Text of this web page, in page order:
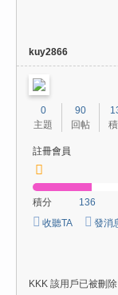
kuy2866
0
主題
90
回帖
註冊會員
積分
136
收聽TA
發消
KKK 該用戶已被刪除